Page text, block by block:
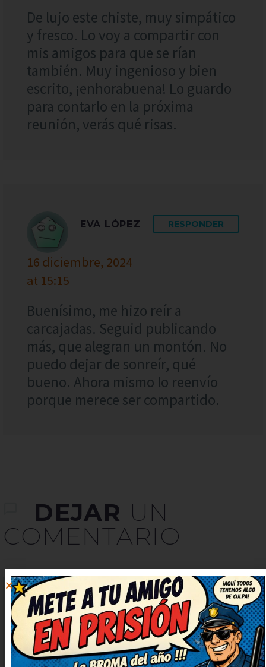
De lujo este chiste, muy simpático
y fresco. Lo voy a compartir con
mis amigos para que se rían
también. Muy ingenioso y bien
escrito, ¡enhorabuena! Lo guardo
para contarlo en la próxima
reunión, verás qué risas.
EVA LÓPEZ
16 diciembre, 2024
at 15:15
RESPONDER
Buenísimo, me hizo reír a
carcajadas. Seguid publicando
más, que alegran un montón. No
puedo dejar de sonreír, qué
bueno. Ahora mismo lo reenvío
porque merece ser compartido.
DEJAR UN
COMENTARIO